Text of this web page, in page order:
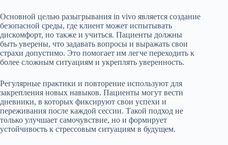
Основной целью разыгрывания in vivo является создание
безопасной среды, где клиент может испытывать
дискомфорт, но также и учиться. Пациенты должны
быть уверены, что задавать вопросы и выражать свои
страхи допустимо. Это помогает им легче переходить к
более сложным ситуациям и укреплять уверенность.
Регулярные практики и повторение используют для
закрепления новых навыков. Пациенты могут вести
дневники, в которых фиксируют свои успехи и
переживания после каждой сессии. Такой подход не
только улучшает самочувствие, но и формирует
устойчивость к стрессовым ситуациям в будущем.